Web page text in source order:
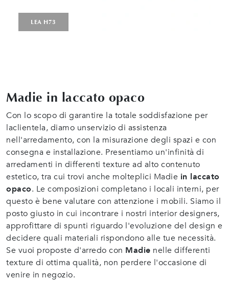
LEA H73
Madie in laccato opaco
Con lo scopo di garantire la totale soddisfazione per
laclientela, diamo unservizio di assistenza
nell'arredamento, con la misurazione degli spazi e con
consegna e installazione. Presentiamo un'infinità di
arredamenti in differenti texture ad alto contenuto
estetico, tra cui trovi anche molteplici Madie in laccato
opaco. Le composizioni completano i locali interni, per
questo è bene valutare con attenzione i mobili. Siamo il
posto giusto in cui incontrare i nostri interior designers,
approfittare di spunti riguardo l'evoluzione del design e
decidere quali materiali rispondono alle tue necessità.
Se vuoi proposte d'arredo con Madie nelle differenti
texture di ottima qualità, non perdere l'occasione di
venire in negozio.